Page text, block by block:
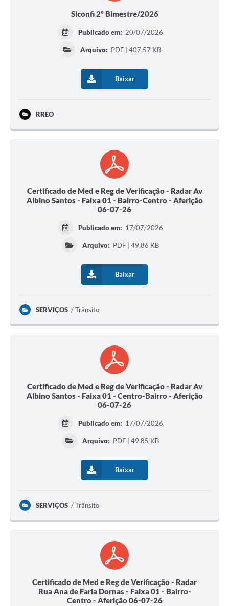
Siconfi 2º Bimestre/2026
Publicado em: 20/07/2026
Arquivo: PDF | 407,57 KB
Baixar
RREO
Certificado de Med e Reg de Verificação - Radar Av
Albino Santos - Faixa 01 - Bairro-Centro - Aferição
06-07-26
Publicado em: 17/07/2026
Arquivo: PDF | 49,86 KB
Baixar
SERVIÇOS Trânsito
Certificado de Med e Reg de Verificação - Radar Av
Albino Santos - Faixa 01 - Centro-Bairro - Aferição
06-07-26
Publicado em: 17/07/2026
Arquivo: PDF | 49,85 KB
Baixar
SERVIÇOS Trânsito
Certificado de Med e Reg de Verificação - Radar
Rua Ana de Faria Dornas - Faixa 01 - Bairro-
Centro - Aferição 06-07-26